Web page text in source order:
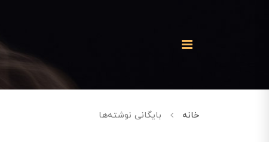
خانه بایگانی نوشته‌ها